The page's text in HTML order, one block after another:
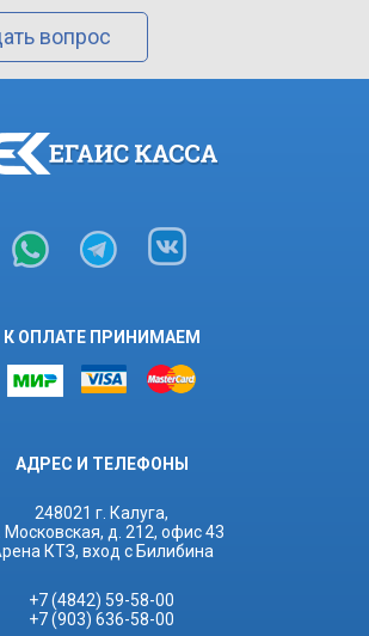
вопрос
К ОПЛАТЕ ПРИНИМАЕМ
АДРЕС И ТЕЛЕФОНЫ
248021 г. Калуга,
Московская, д. 212, офис 43
КТЗ, вход с Билибина
+7 (4842) 59-58-00
+7 (903) 636-58-00